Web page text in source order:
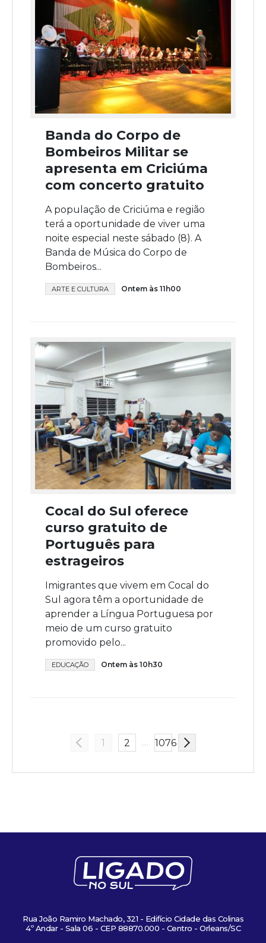
Banda do Corpo de
Bombeiros Militar se
apresenta em Criciúma
com concerto gratuito
A população de Criciúma e região
terá a oportunidade de viver uma
noite especial neste sábado (8). A
Banda de Música do Corpo de
Bombeiros...
ARTE E CULTURA Ontem às 11h00
Cocal do Sul oferece
curso gratuito de
Português para
estrageiros
Imigrantes que vivem em Cocal do
Sul agora têm a oportunidade de
aprender a Língua Portuguesa por
meio de um curso gratuito
promovido pelo...
EDUCAÇÃO Ontem às 10h30
1 2 … 1076
Rua João Ramiro Machado, 321 - Edifício Cidade das Colinas
4º Andar - Sala 06 - CEP 88870.000 - Centro - Orleans/SC